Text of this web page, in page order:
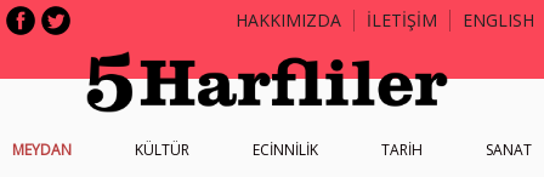
HAKKIMIZDA İLETİŞİM ENGLISH
MEYDAN KÜLTÜR ECİNNİLİK TARİH SANAT